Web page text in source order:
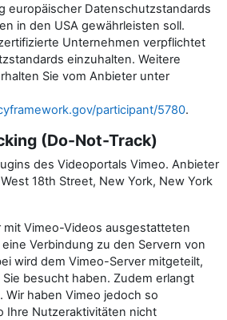
europäischer Datenschutzstandards
in den USA gewährleisten soll.
Unternehmen verpflichtet
einzuhalten. Weitere
Sie vom Anbieter unter
participant/5780.
(Do-Not-Track)
des Videoportals Vimeo. Anbieter
18th Street, New York, New York
mit Vimeo-Videos ausgestatteten
Verbindung zu den Servern von
wird dem Vimeo-Server mitgeteilt,
besucht haben. Zudem erlangt
Wir haben Vimeo jedoch so
Ihre Nutzeraktivitäten nicht